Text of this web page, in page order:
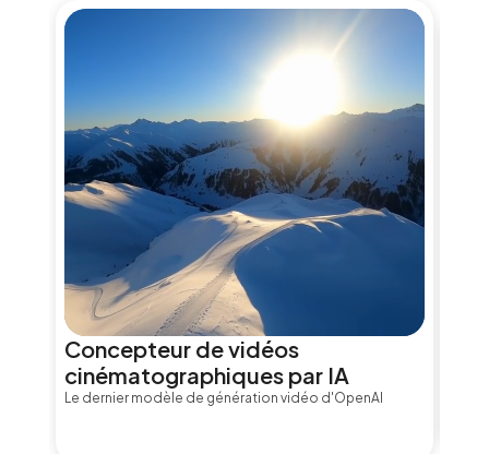
Concepteur de vidéos
cinématographiques par IA
Le dernier modèle de génération vidéo d'OpenAI